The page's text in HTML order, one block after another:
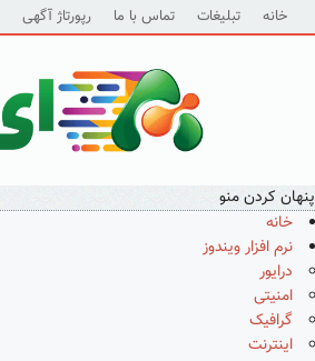
خانه تبلیغات تماس با ما رپورتاژ آگهی
پنهان کردن منو
خانه
نرم افزار ویندوز
درایور
امنیتی
گرافیک
اینترنت